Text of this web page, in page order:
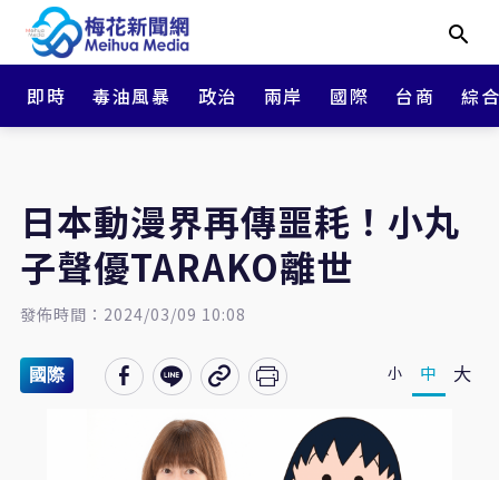
即時 毒油風暴 政治 兩岸 國際 台商 綜
日本動漫界再傳噩耗！小丸
子聲優TARAKO離世
發佈時間：2024/03/09 10:08
國際 小 中 大